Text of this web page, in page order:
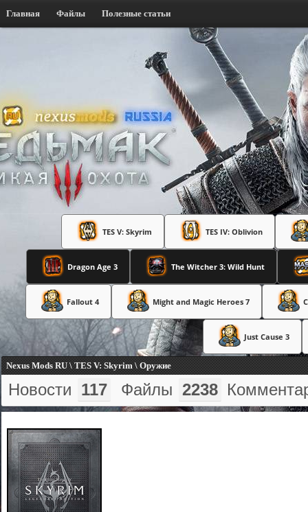
Главная Файлы Полезные статьи
TES V: Skyrim TES IV: Oblivion
Dragon Age 3 The Witcher 3: Wild Hunt
Fallout 4 Might and Magic Heroes 7
Just Cause 3
Nexus Mods RU \ TES V: Skyrim \ Оружие
Новости 117 Файлы 2238